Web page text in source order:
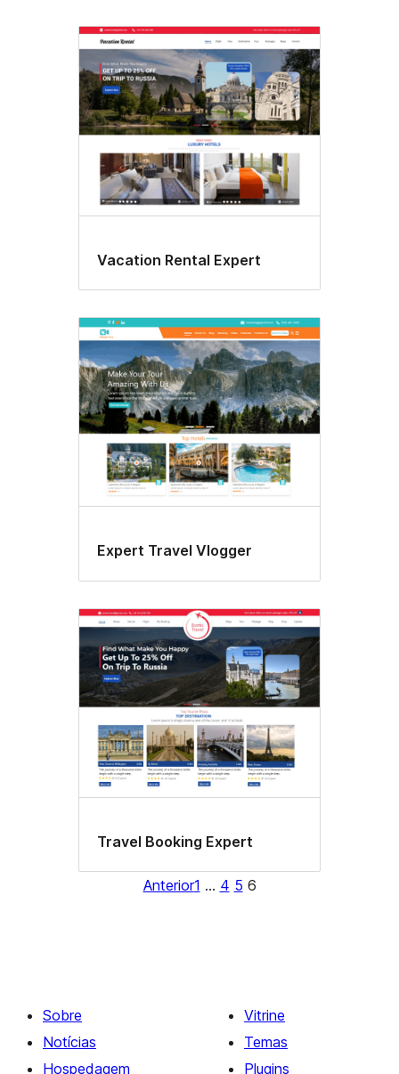
Vacation Rental Expert
Expert Travel Vlogger
Travel Booking Expert
Anterior1 … 4 5 6
Sobre
Notícias
Hospedagem
Vitrine
Temas
Plugins